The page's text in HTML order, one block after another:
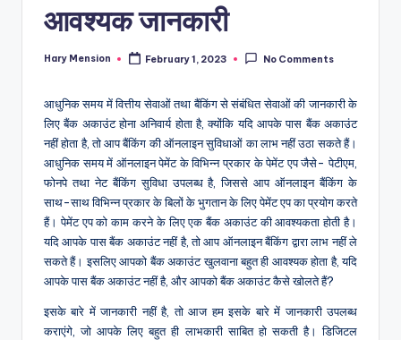
आवश्यक जानकारी
Posted
Hary Mension February 1, 2023 No Comments
आधुनिक समय में वित्तीय सेवाओं तथा बैंकिंग से संबंधित सेवाओं की जानकारी के
लिए बैंक अकाउंट होना अनिवार्य होता है, क्योंकि यदि आपके पास बैंक अकाउंट
नहीं होता है, तो आप बैंकिंग की ऑनलाइन सुविधाओं का लाभ नहीं उठा सकते हैं।
आधुनिक समय में ऑनलाइन पेमेंट के विभिन्न प्रकार के पेमेंट एप जैसे- पेटीएम,
फोनपे तथा नेट बैंकिंग सुविधा उपलब्ध है, जिससे आप ऑनलाइन बैंकिंग के
साथ-साथ विभिन्न प्रकार के बिलों के भुगतान के लिए पेमेंट एप का प्रयोग करते
हैं। पेमेंट एप को काम करने के लिए एक बैंक अकाउंट की आवश्यकता होती है।
यदि आपके पास बैंक अकाउंट नहीं है, तो आप ऑनलाइन बैंकिंग द्वारा लाभ नहीं ले
सकते हैं। इसलिए आपको बैंक अकाउंट खुलवाना बहुत ही आवश्यक होता है, यदि
आपके पास बैंक अकाउंट नहीं है, और आपको बैंक अकाउंट कैसे खोलते हैं?
इसके बारे में जानकारी नहीं है, तो आज हम इसके बारे में जानकारी उपलब्ध
कराएंगे, जो आपके लिए बहुत ही लाभकारी साबित हो सकती है। डिजिटल